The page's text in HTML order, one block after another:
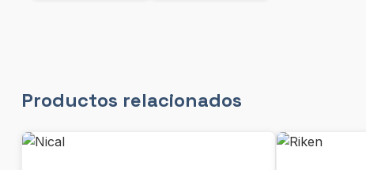
Productos relacionados